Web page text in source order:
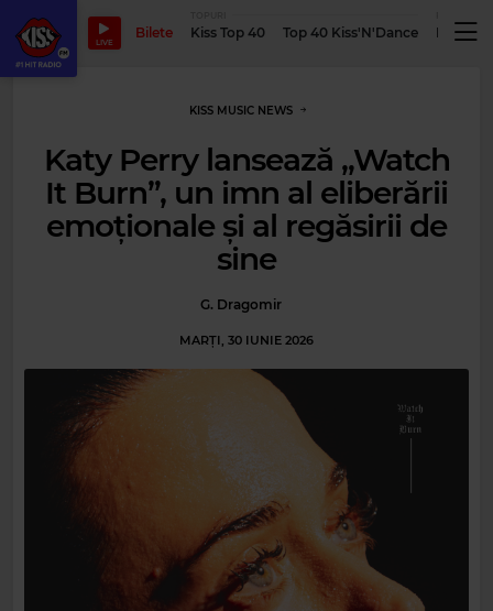
LIVE
Bilete Kiss Top 40 Top 40 Kiss'N'Dance
KISS MUSIC NEWS
Katy Perry lansează „Watch
It Burn”, un imn al eliberării
emoționale și al regăsirii de
sine
G. Dragomir
MARȚI, 30 IUNIE 2026